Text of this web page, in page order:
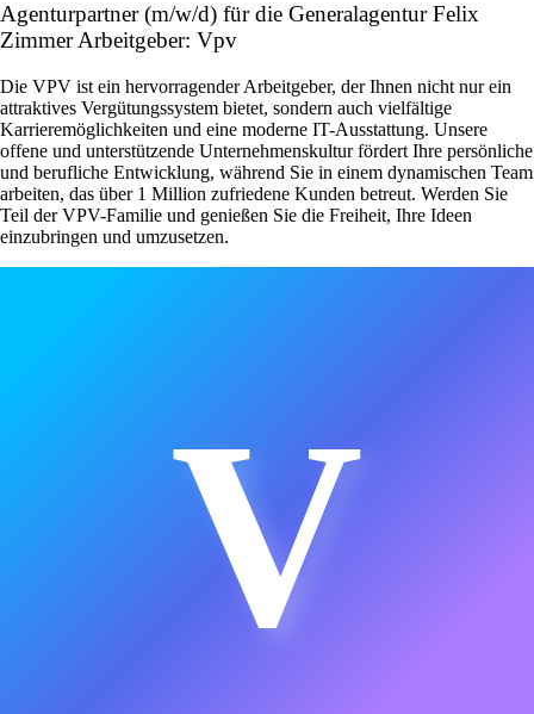
Agenturpartner (m/w/d) für die Generalagentur Felix
Zimmer Arbeitgeber: Vpv
Die VPV ist ein hervorragender Arbeitgeber, der Ihnen nicht nur ein
attraktives Vergütungssystem bietet, sondern auch vielfältige
Karrieremöglichkeiten und eine moderne IT-Ausstattung. Unsere
offene und unterstützende Unternehmenskultur fördert Ihre persönliche
und berufliche Entwicklung, während Sie in einem dynamischen Team
arbeiten, das über 1 Million zufriedene Kunden betreut. Werden Sie
Teil der VPV-Familie und genießen Sie die Freiheit, Ihre Ideen
einzubringen und umzusetzen.
V